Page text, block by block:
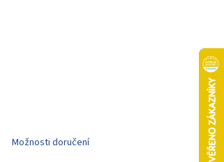
Možnosti doručení